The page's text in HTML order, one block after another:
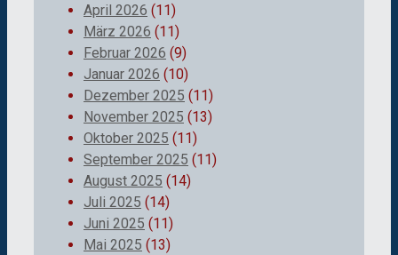
April 2026 (11)
März 2026 (11)
Februar 2026 (9)
Januar 2026 (10)
Dezember 2025 (11)
November 2025 (13)
Oktober 2025 (11)
September 2025 (11)
August 2025 (14)
Juli 2025 (14)
Juni 2025 (11)
Mai 2025 (13)